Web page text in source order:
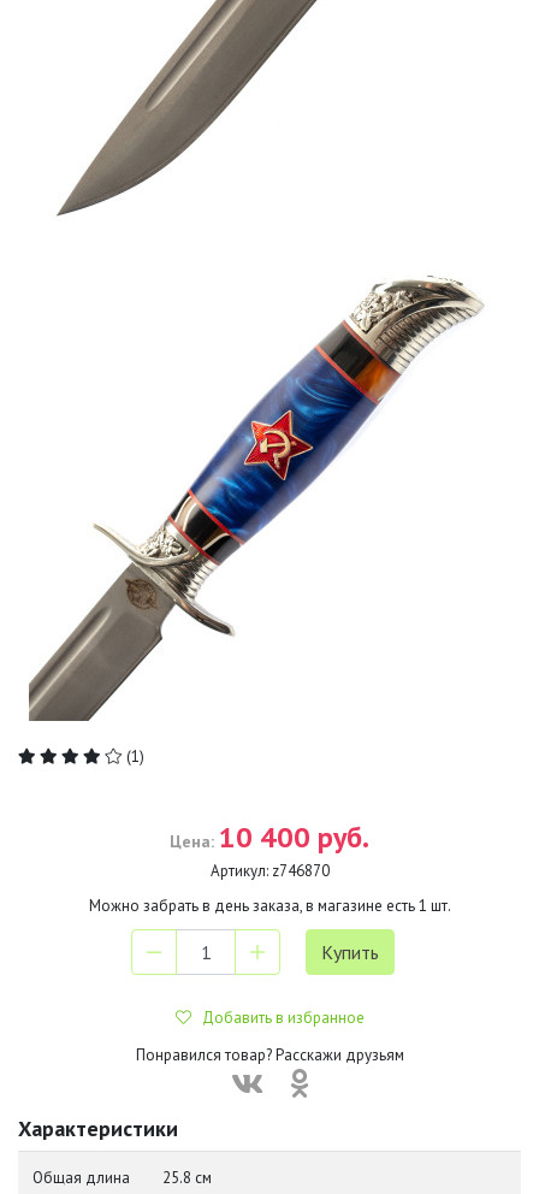
(1)
Цена: 10 400 руб.
Артикул: z746870
Можно забрать в день заказа, в магазине есть1 шт.
Добавить в избранное
Понравился товар? Расскажи друзьям
Характеристики
Общая длина 25.8 см